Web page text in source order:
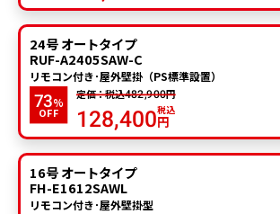
24号 オートタイプ
RUF-A2405SAW-C
リモコン付き･屋外壁掛（PS標準設置）
73%
OFF
定価：税込482,900円
128,400税込
円
16号 オートタイプ
FH-E1612SAWL
リモコン付き･屋外壁掛型